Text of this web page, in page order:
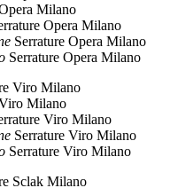
Milano
Opera Milano
Serrature Opera Milano
Serrature Opera Milano
Milano
Viro Milano
Serrature Viro Milano
Serrature Viro Milano